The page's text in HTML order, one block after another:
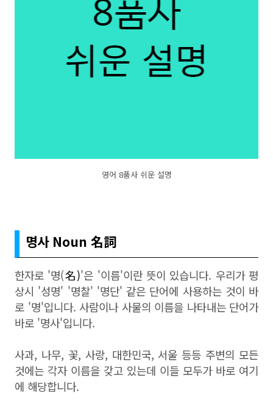
영어 8품사 쉬운 설명
명사 Noun 名詞
한자로 '명(名)'은 '이름'이란 뜻이 있습니다. 우리가 평
상시 '성명' '명찰' '명단' 같은 단어에 사용하는 것이 바
로 '명'입니다. 사람이나 사물의 이름을 나타내는 단어가
바로 '명사'입니다.
사과, 나무, 꽃, 사랑, 대한민국, 서울 등등 주변의 모든
것에는 각자 이름을 갖고 있는데 이들 모두가 바로 여기
에 해당합니다.